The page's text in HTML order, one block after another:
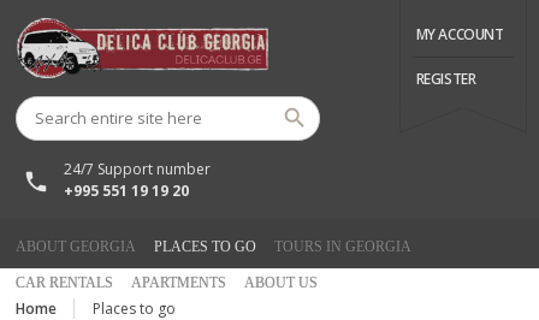
MY ACCOUNT
REGISTER
24/7 Support number
+995 551 19 19 20
ABOUT GEORGIA PLACES TO GO TOURS IN GEORGIA
CAR RENTALS APARTMENTS ABOUT US
Home Places to go